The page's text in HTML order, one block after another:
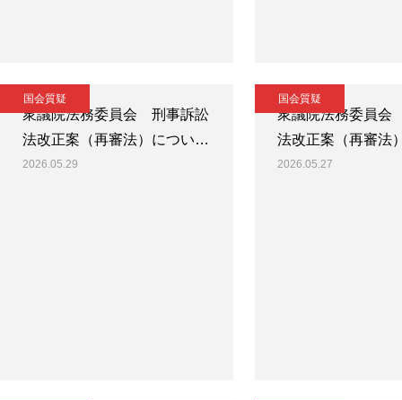
国会質疑
衆議院法務委員会 刑事訴訟
法改正案（再審法）につい…
2026.05.29
国会質疑
衆議院法務委員
法改正案（再審法
2026.05.27